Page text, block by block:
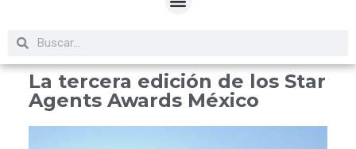
La tercera edición de los Star
Agents Awards México